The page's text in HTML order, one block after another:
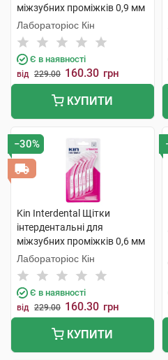
міжзубних проміжків 0,9 мм
6 шт
Лабораторіос Кін
Є в наявності
від 229.00 160.30 грн
КУПИТИ
−30%
Kin Interdental Щітки
інтердентальні для
міжзубних проміжків 0,6 мм
6 шт
Лабораторіос Кін
Є в наявності
від 229.00 160.30 грн
КУПИТИ